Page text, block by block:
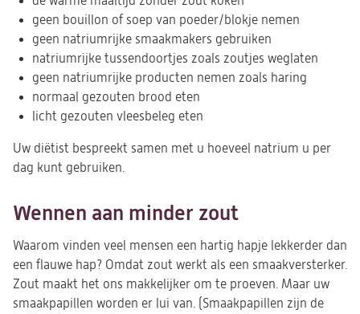
geen bouillon of soep van poeder/blokje nemen
geen natriumrijke smaakmakers gebruiken
natriumrijke tussendoortjes zoals zoutjes weglaten
geen natriumrijke producten nemen zoals haring
normaal gezouten brood eten
licht gezouten vleesbeleg eten
Uw diëtist bespreekt samen met u hoeveel natrium u per
dag kunt gebruiken.
Wennen aan minder zout
Waarom vinden veel mensen een hartig hapje lekkerder dan
een flauwe hap? Omdat zout werkt als een smaakversterker.
Zout maakt het ons makkelijker om te proeven. Maar uw
smaakpapillen worden er lui van. (Smaakpapillen zijn de